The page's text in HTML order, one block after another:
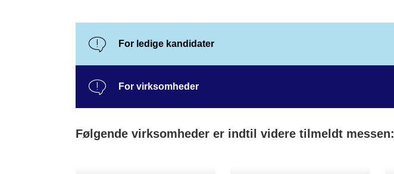
For ledige kandidater
For virksomheder
Følgende virksomheder er indtil videre tilmeldt messen: